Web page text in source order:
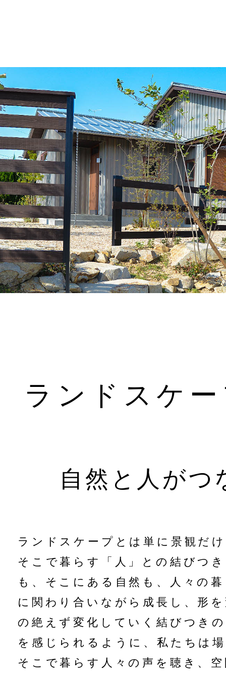
ランドスケ
自然と人がつ
ランドスケープとは単に景観だ
そこで暮らす「人」との結びつ
も、そこにある自然も、人々の
に関わり合いながら成長し、形
の絶えず変化していく結びつき
を感じられるように、私たちは
そこで暮らす人々の声を聴き、